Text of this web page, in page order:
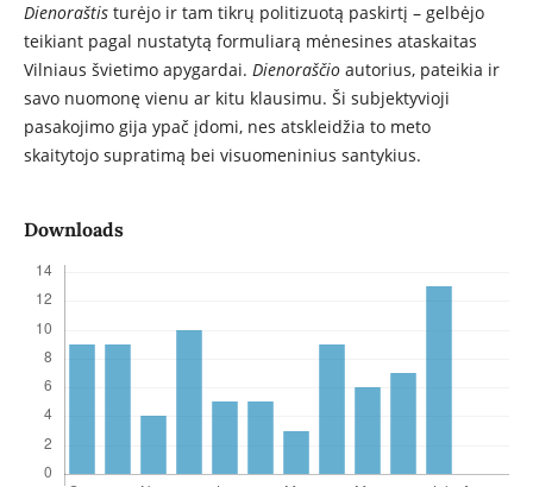
Dienoraštis turėjo ir tam tikrų politizuotą paskirtį – gelbėjo
teikiant pagal nustatytą formuliarą mėnesines ataskaitas
Vilniaus švietimo apygardai. Dienoraščio autorius, pateikia ir
savo nuomonę vienu ar kitu klausimu. Ši subjektyvioji
pasakojimo gija ypač įdomi, nes atskleidžia to meto
skaitytojo supratimą bei visuomeninius santykius.
Downloads